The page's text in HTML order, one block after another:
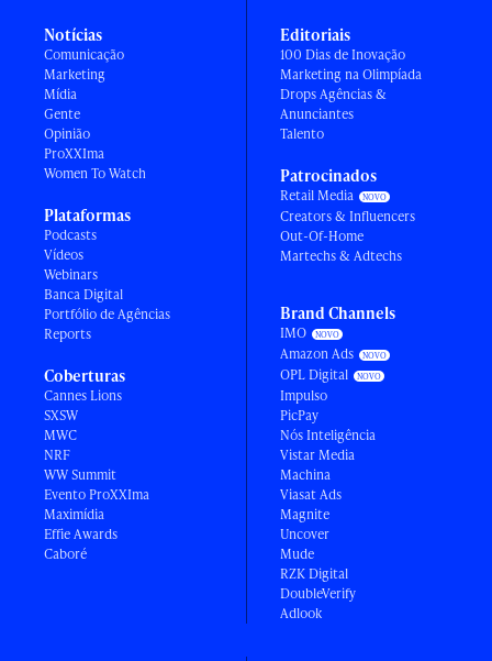
Notícias
Comunicação
Marketing
Mídia
Gente
Opinião
ProXXIma
Women To Watch
Plataformas
Podcasts
Vídeos
Webinars
Banca Digital
Portfólio de Agências
Reports
Coberturas
Cannes Lions
SXSW
MWC
NRF
WW Summit
Evento ProXXIma
Maximídia
Effie Awards
Caboré
Editoriais
100 Dias de Inovação
Marketing na Olimpíada
Drops Agências &
Anunciantes
Talento
Patrocinados
Retail Media
Creators & Influencers
Out-Of-Home
Martechs & Adtechs
Brand Channels
IMO
Amazon Ads
OPL Digital
Impulso
PicPay
Nós Inteligência
Vistar Media
Machina
Viasat Ads
Magnite
Uncover
Mude
RZK Digital
DoubleVerify
Adlook